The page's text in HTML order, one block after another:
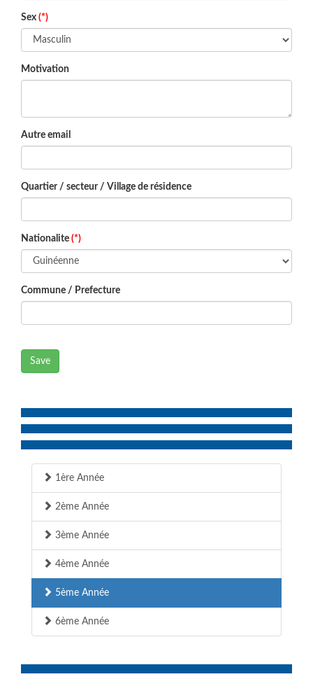
Sex (*)
Motivation
Autre email
Quartier / secteur / Village de résidence
Nationalite (*)
Commune / Prefecture
Save
1ère Année
2ème Année
3ème Année
4ème Année
5ème Année
6ème Année